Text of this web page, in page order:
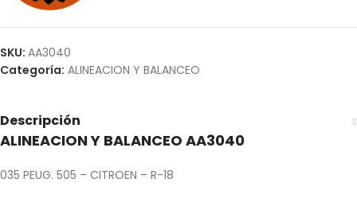
SKU: AA3040
Categoría: ALINEACION Y BALANCEO
Descripción
ALINEACION Y BALANCEO AA3040
035 PEUG. 505 – CITROEN – R-18